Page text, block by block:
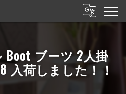
Boot ブーツ 2人掛
入荷しました！！